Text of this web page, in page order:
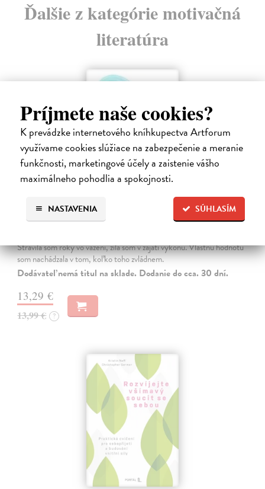
Príjmete naše cookies?
K prevádzke internetového kníhkupectva Artforum
využívame cookies slúžiace na zabezpečenie a meranie
funkčnosti, marketingové účely a zaistenie vášho
maximálneho pohodlia a spokojnosti.
SÚHLASÍM
NASTAVENIA
Ďalšie z kategórie motivačná
literatúra
Menej konať, viac byť
Strávila som roky vo väzení, žila som v zajatí výkonu. Vlastnú hodnotu
som nachádzala v tom, koľko toho zvládnem.
Dodávateľ nemá titul na sklade. Dodanie do cca. 30 dní.
13,29 €
13,99 € ?